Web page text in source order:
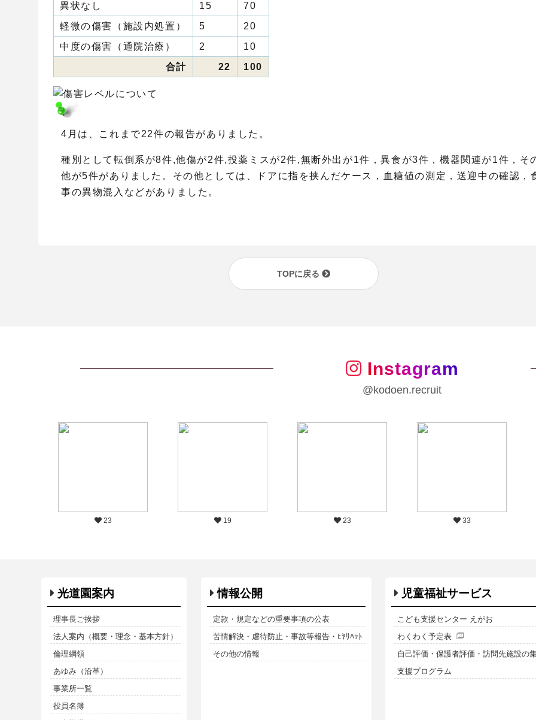
異状なし
15
70
軽微の傷害（施設内処置）
5
20
中度の傷害（通院治療）
2
10
合計
22 100
4月は、これまで22件の報告がありました。
種別として転倒系が8件,他傷が2件,投薬ミスが2件,無断外出が1件，異食が3件，機器関連が1件，そ
他が5件がありました。その他としては、ドアに指を挟んだケース，血糖値の測定，送迎中の確認，
事の異物混入などがありました。
TOPに戻る
Instagram
@kodoen.recruit
23 19 23 33
光道園案内
理事長ご挨拶
法人案内（概要・理念・基本方針）
倫理綱領
あゆみ（沿革）
事業所一覧
役員名簿
情報公開
定款・規定などの重要事項の公表
苦情解決・虐待防止・事故等報告・ﾋﾔﾘﾊｯﾄ
その他の情報
児童福祉サービス
こども支援センター えがお
わくわく予定表
自己評価・保護者評価・訪問先施設の
支援プログラム